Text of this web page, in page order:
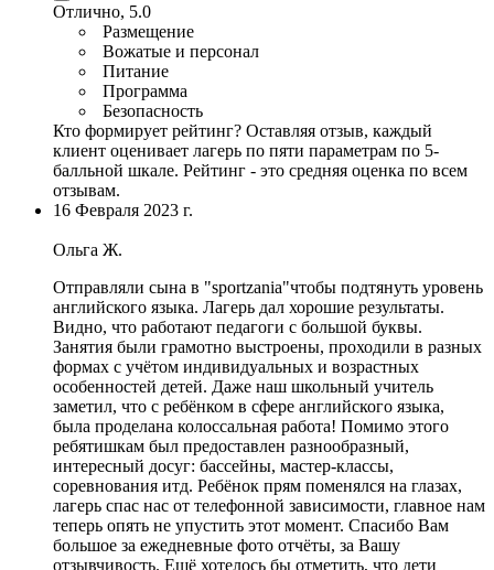
Отлично, 5.0
Размещение
Вожатые и персонал
Питание
Программа
Безопасность
Кто формирует рейтинг? Оставляя отзыв, каждый
клиент оценивает лагерь по пяти параметрам по 5-
балльной шкале. Рейтинг - это средняя оценка по всем
отзывам.
16 Февраля 2023 г.
Ольга Ж.
Отправляли сына в "sportzania"чтобы подтянуть уровень
английского языка. Лагерь дал хорошие результаты.
Видно, что работают педагоги с большой буквы.
Занятия были грамотно выстроены, проходили в разных
формах с учётом индивидуальных и возрастных
особенностей детей. Даже наш школьный учитель
заметил, что с ребёнком в сфере английского языка,
была проделана колоссальная работа! Помимо этого
ребятишкам был предоставлен разнообразный,
интересный досуг: бассейны, мастер-классы,
соревнования итд. Ребёнок прям поменялся на глазах,
лагерь спас нас от телефонной зависимости, главное нам
теперь опять не упустить этот момент. Спасибо Вам
большое за ежедневные фото отчёты, за Вашу
отзывчивость. Ещё хотелось бы отметить, что дети